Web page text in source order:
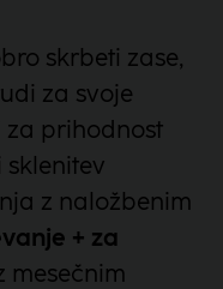
skrbeti zase,
za svoje
za prihodnost
z naložbenim
+ za
mesečnim